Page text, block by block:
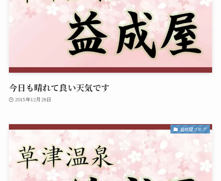
今日も晴れて良い天気です
2015年12月28日
益成屋ブログ